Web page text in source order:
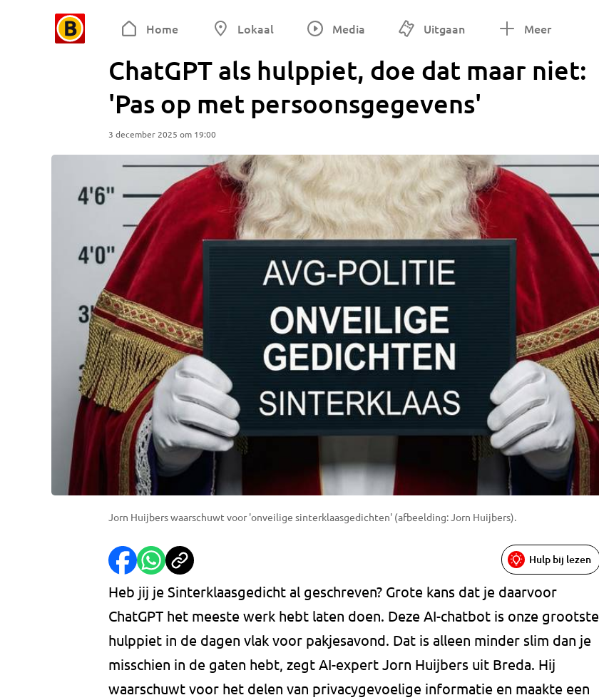
Home Lokaal Media Uitgaan Meer
ChatGPT als hulppiet, doe dat maar niet:
'Pas op met persoonsgegevens'
3 december 2025 om 19:00
Jorn Huijbers waarschuwt voor 'onveilige sinterklaasgedichten' (afbeelding: Jorn Huijbers).
Hulp bij lezen
Heb jij je Sinterklaasgedicht al geschreven? Grote kans dat je daarvoor
ChatGPT het meeste werk hebt laten doen. Deze AI-chatbot is onze grootste
hulppiet in de dagen vlak voor pakjesavond. Dat is alleen minder slim dan je
misschien in de gaten hebt, zegt AI-expert Jorn Huijbers uit Breda. Hij
waarschuwt voor het delen van privacygevoelige informatie en maakte een